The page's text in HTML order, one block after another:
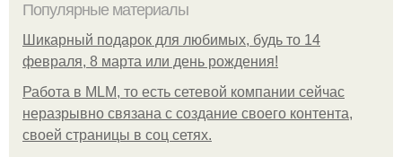
Популярные материалы
Шикарный подарок для любимых, будь то 14
февраля, 8 марта или день рождения!
Работа в MLM, то есть сетевой компании сейчас
неразрывно связана с создание своего контента,
своей страницы в соц сетях.